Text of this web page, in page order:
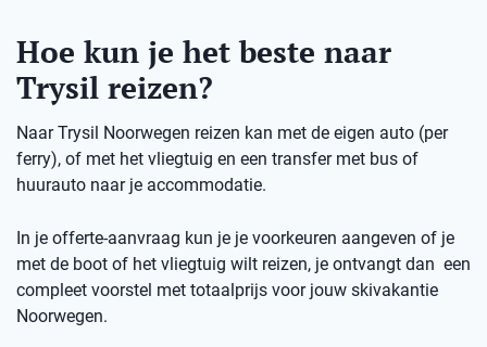
Hoe kun je het beste naar
Trysil reizen?
Naar Trysil Noorwegen reizen kan met de eigen auto (per
ferry), of met het vliegtuig en een transfer met bus of
huurauto naar je accommodatie.
In je offerte-aanvraag kun je je voorkeuren aangeven of je
met de boot of het vliegtuig wilt reizen, je ontvangt dan een
compleet voorstel met totaalprijs voor jouw skivakantie
Noorwegen.